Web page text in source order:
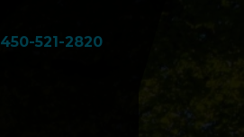
450-521-2820